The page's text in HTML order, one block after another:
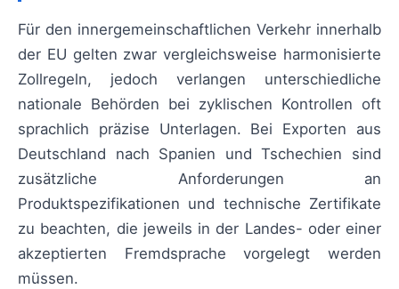
Für den innergemeinschaftlichen Verkehr innerhalb
der EU gelten zwar vergleichsweise harmonisierte
Zollregeln, jedoch verlangen unterschiedliche
nationale Behörden bei zyklischen Kontrollen oft
sprachlich präzise Unterlagen. Bei Exporten aus
Deutschland nach Spanien und Tschechien sind
zusätzliche Anforderungen an
Produktspezifikationen und technische Zertifikate
zu beachten, die jeweils in der Landes- oder einer
akzeptierten Fremdsprache vorgelegt werden
müssen.